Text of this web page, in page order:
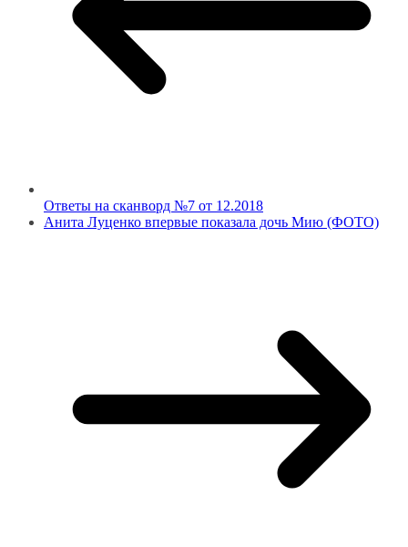
Ответы на сканворд №7 от 12.2018
Анита Луценко впервые показала дочь Мию (ФОТО)